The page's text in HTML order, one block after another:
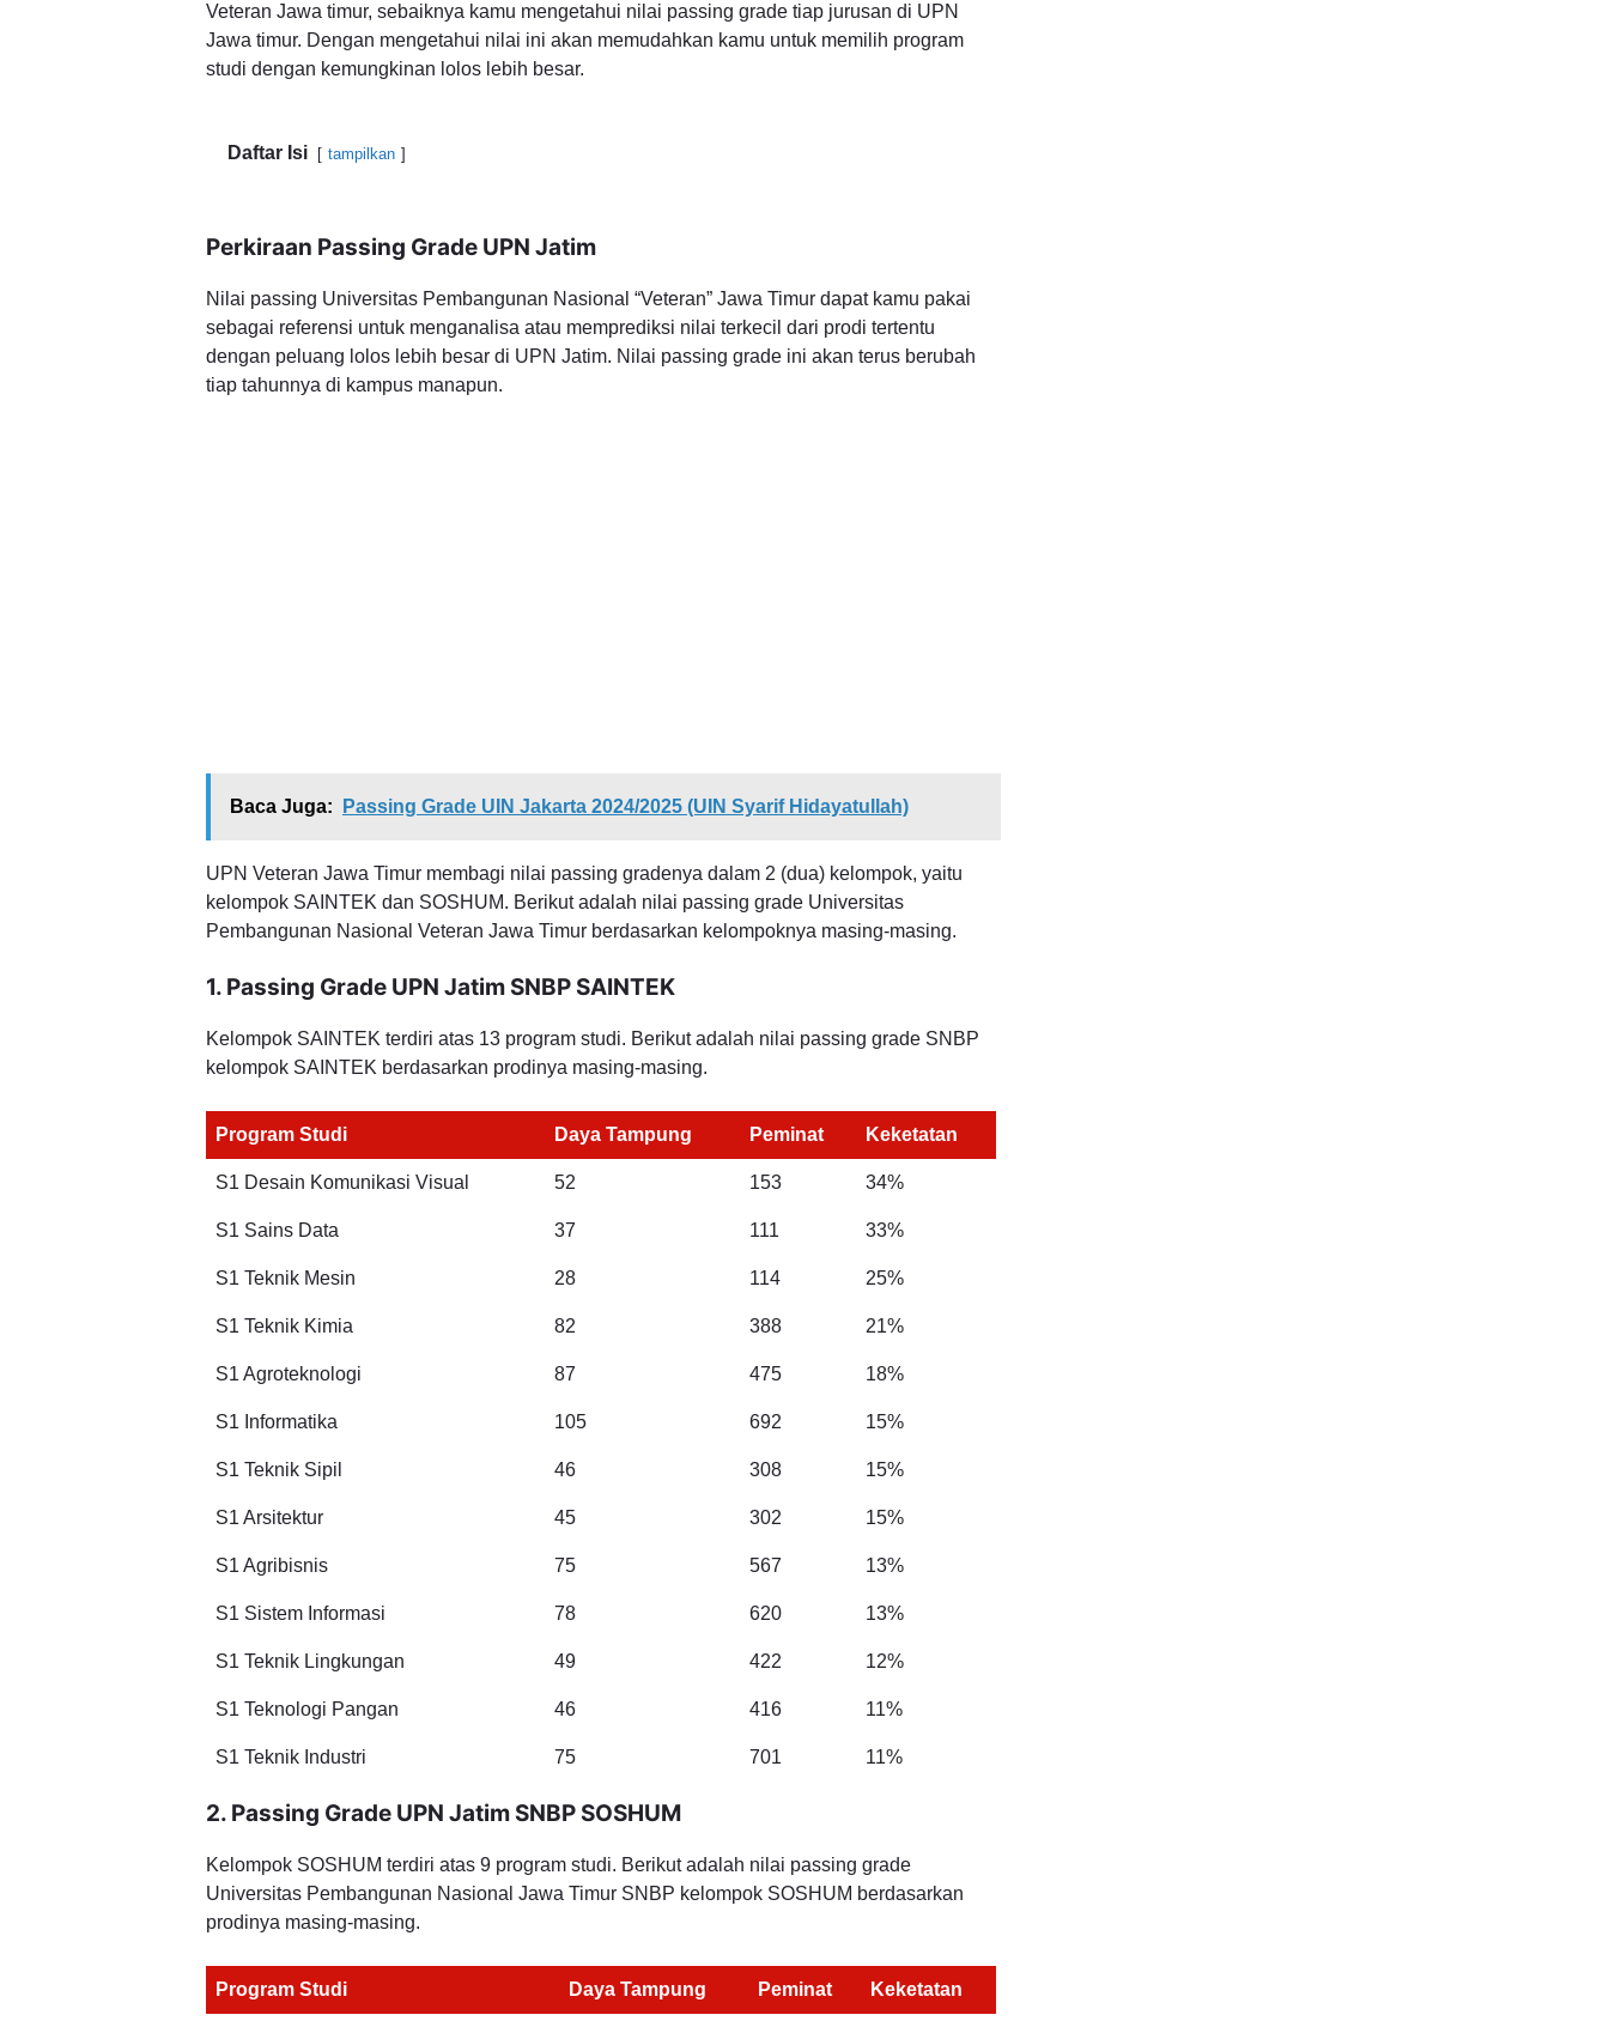
Veteran Jawa timur, sebaiknya kamu mengetahui nilai passing grade tiap jurusan di UPN
Jawa timur. Dengan mengetahui nilai ini akan memudahkan kamu untuk memilih program
studi dengan kemungkinan lolos lebih besar.
Daftar Isi tampilkan
Perkiraan Passing Grade UPN Jatim
Nilai passing Universitas Pembangunan Nasional “Veteran” Jawa Timur dapat kamu pakai
sebagai referensi untuk menganalisa atau memprediksi nilai terkecil dari prodi tertentu
dengan peluang lolos lebih besar di UPN Jatim. Nilai passing grade ini akan terus berubah
tiap tahunnya di kampus manapun.
Baca Juga: Passing Grade UIN Jakarta 2024/2025 (UIN Syarif Hidayatullah)
UPN Veteran Jawa Timur membagi nilai passing gradenya dalam 2 (dua) kelompok, yaitu
kelompok SAINTEK dan SOSHUM. Berikut adalah nilai passing grade Universitas
Pembangunan Nasional Veteran Jawa Timur berdasarkan kelompoknya masing-masing.
1. Passing Grade UPN Jatim SNBP SAINTEK
Kelompok SAINTEK terdiri atas 13 program studi. Berikut adalah nilai passing grade SNBP
kelompok SAINTEK berdasarkan prodinya masing-masing.
Program Studi Daya Tampung Peminat Keketatan
S1 Desain Komunikasi Visual 52 153 34%
S1 Sains Data 37 111 33%
S1 Teknik Mesin 28 114 25%
S1 Teknik Kimia 82 388 21%
S1 Agroteknologi 87 475 18%
S1 Informatika 105 692 15%
S1 Teknik Sipil 46 308 15%
S1 Arsitektur 45 302 15%
S1 Agribisnis 75 567 13%
S1 Sistem Informasi 78 620 13%
S1 Teknik Lingkungan 49 422 12%
S1 Teknologi Pangan 46 416 11%
S1 Teknik Industri 75 701 11%
2. Passing Grade UPN Jatim SNBP SOSHUM
Kelompok SOSHUM terdiri atas 9 program studi. Berikut adalah nilai passing grade
Universitas Pembangunan Nasional Jawa Timur SNBP kelompok SOSHUM berdasarkan
prodinya masing-masing.
Program Studi Daya Tampung Peminat Keketatan